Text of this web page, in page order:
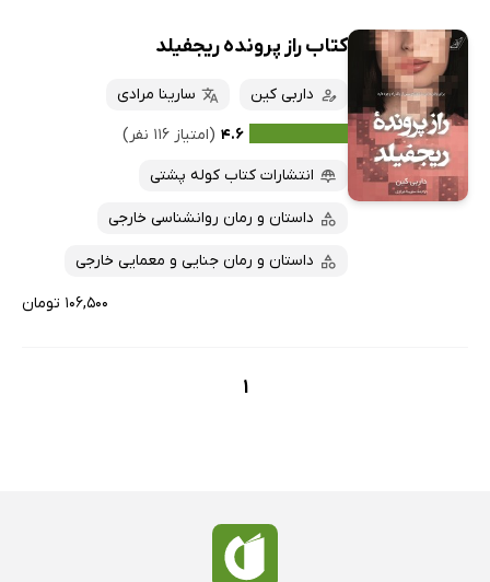
تازه‌ها
داغ‌ترین‌ها
پرفروش‌ها
پربحث‌ها
ارزان ترین‌ها
همه کتاب‌ها
کتاب‌های صوتی
کتاب‌های متنی
کتاب راز پرونده ریجفیلد
داربی کین
سارینا مرادی
۴.۶ (امتیاز ۱۱۶ نفر)
انتشارات کتاب کوله پشتی
داستان و رمان روانشناسی خارجی
داستان و رمان جنایی و معمایی خارجی
۱۰۶,۵۰۰ تومان
1